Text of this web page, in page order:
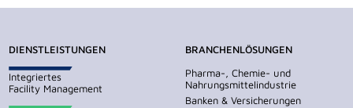
DIENSTLEISTUNGEN
Integriertes
Facility Management
BRANCHENLÖSUNGEN
Pharma-, Chemie- und
Nahrungsmittelindustrie
Banken & Versicherungen